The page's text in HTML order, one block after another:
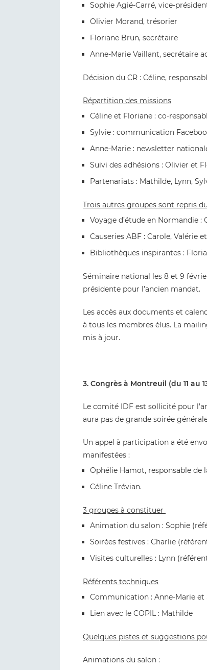
Sophie Agié-Carré, vice-
Olivier Morand, trésorier
Floriane Brun, secrétaire
Anne-Marie Vaillant, secrétaire
Décision du CR : Céline,
Répartition des missions
Céline et Floriane : co-
Sylvie : communication
Anne-Marie : newsletter
Suivi des adhésions : Olivier et
Partenariats : Mathilde, Lynn,
Trois autres groupes sont repris
Voyage d’étude en Normandie :
Causeries ABF : Carole, Valérie
Bibliothèques inspirantes :
Séminaire national les 8 et 9
présidente pour l’ancien mandat.
Les accès aux documents et
à tous les membres élus. La
mis à jour.
3. Congrès à Montreuil (du 11 au
Le comité IDF est sollicité pour
aura pas de grande soirée
Un appel à participation a été
manifestées :
Ophélie Hamot, responsable de
Céline Trévian.
3 groupes à constituer
Animation du salon : Sophie
Soirées festives : Charlie
Visites culturelles : Lynn
Référents techniques
Communication : Anne-Marie et
Lien avec le COPIL : Mathilde
Quelques pistes et suggestions
Animations du salon :